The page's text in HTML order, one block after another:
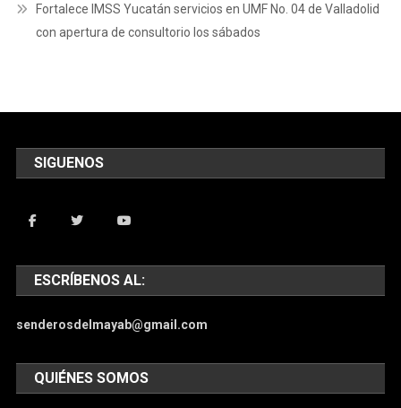
Fortalece IMSS Yucatán servicios en UMF No. 04 de Valladolid
con apertura de consultorio los sábados
SIGUENOS
ESCRÍBENOS AL:
senderosdelmayab@gmail.com
QUIÉNES SOMOS